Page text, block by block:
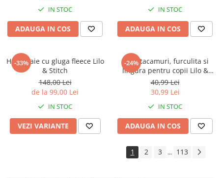
IN STOC
ADAUGA IN COS
IN STOC
ADAUGA IN COS
-33%
Halat baie cu gluga fleece Lilo
& Stitch
148,00 Lei
de la 99,00 Lei
IN STOC
VEZI VARIANTE
-24%
Set 2 tacamuri, furculita si
lingura pentru copii Lilo &
Stitch 15.5 cm
40,99 Lei
30,99 Lei
IN STOC
ADAUGA IN COS
1 2 3 ... 113